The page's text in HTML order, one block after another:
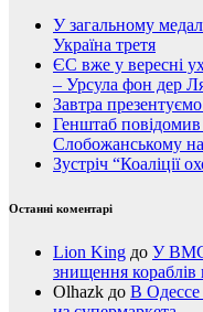
У загальному
Україна третя
ЄС вже у вересні
– Урсула фон дер
Завтра
Генштаб
Слобожанському
Зустріч “Коаліції
Останні коментарі
Lion King до У ВМС
знищення кораблів
Olhazk до В Одессе